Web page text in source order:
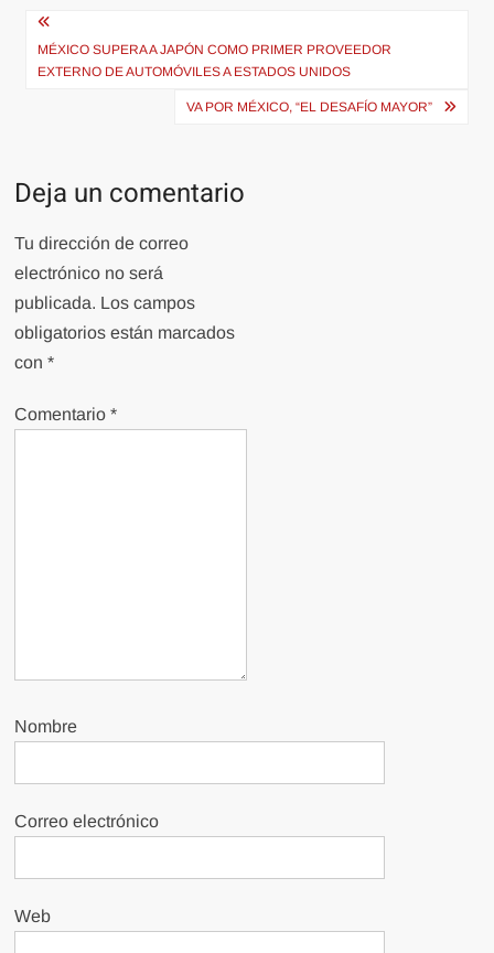
Navegación
de
MÉXICO SUPERA A JAPÓN COMO PRIMER PROVEEDOR
EXTERNO DE AUTOMÓVILES A ESTADOS UNIDOS
VA POR MÉXICO, “EL DESAFÍO MAYOR”
Deja un comentario
Tu dirección de correo
electrónico no será
publicada. Los campos
obligatorios están marcados
con*
Comentario*
Nombre
Correo electrónico
Web